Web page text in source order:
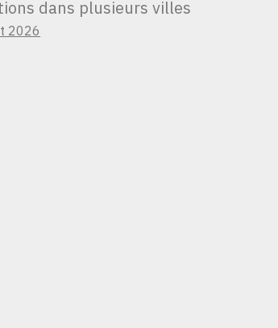
dans plusieurs villes
2026